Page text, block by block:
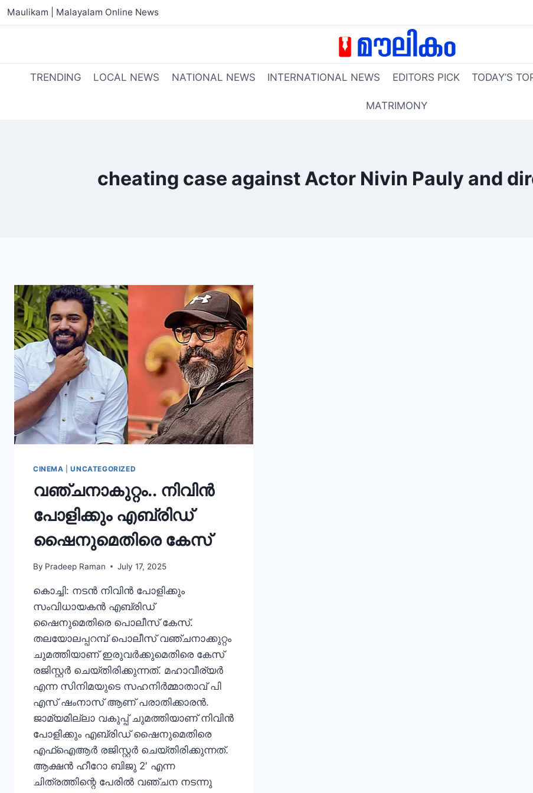
Maulikam | Malayalam Online News
TRENDING LOCAL NEWS NATIONAL NEWS INTERNATIONAL NEWS EDITORS PICK TODAY’S
MATRIMONY
cheating case against Actor Nivin Pauly and
CINEMA |UNCATEGORIZED
വഞ്ചനാകുറ്റം.. നിവിൻ
പോളിക്കും എബ്രിഡ്
ഷൈനുമെതിരെ കേസ്
By Pradeep Raman July 17, 2025
കൊച്ചി: നടന്‍ നിവിന്‍ പോളിക്കും
സംവിധായകന്‍ എബ്രിഡ്
ഷൈനുമെതിരെ പൊലീസ് കേസ്.
തലയോലപ്പറമ്പ് പൊലീസ് വഞ്ചനാക്കുറ്റം
ചുമത്തിയാണ് ഇരുവര്‍ക്കുമെതിരെ കേസ്
രജിസ്റ്റര്‍ ചെയ്തിരിക്കുന്നത്. മഹാവീര്യര്‍
എന്ന സിനിമയുടെ സഹനിര്‍മ്മാതാവ് പി
എസ് ഷംനാസ് ആണ് പരാതിക്കാരന്‍.
ജാമ്യമില്ലാ വകുപ്പ് ചുമത്തിയാണ് നിവിന്‍
പോളിക്കും എബ്രിഡ് ഷൈനുമെതിരെ
എഫ്‌ഐആര്‍ രജിസ്റ്റര്‍ ചെയ്തിരിക്കുന്നത്.
ആക്ഷന്‍ ഹീറോ ബിജു 2′ എന്ന
ചിത്രത്തിന്റെ പേരില്‍ വഞ്ചന നടന്നു